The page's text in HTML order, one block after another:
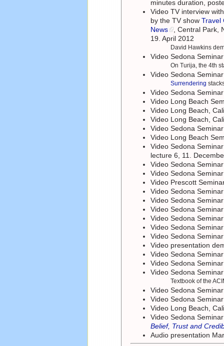
minutes duration,
Video TV interview
by the TV showTravel
News
, Central
19. April 2012
David Hawkins
Video Sedona
On Turija, the 4th
Video Sedona
Surrendering
Video Sedona
Video Long Beach
Video Long Beach,
Video Long Beach,
Video Sedona
Video Long Beach
Video Sedona
lecture 6, 11.
Video Sedona
Video Sedona
Video Prescott
Video Sedona
Video Sedona
Video Sedona
Video Sedona
Video Sedona
Video Sedona
Video presentation
Video Sedona
Video Sedona
Video Sedona
Textbook of the
Video Sedona
Video Sedona
Video Long Beach,
Video Sedona Seminar
Belief, Trust and
Audio presentation